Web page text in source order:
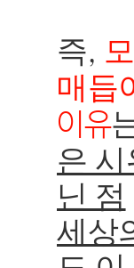
즉,
매듭
이유
은
닌 점
세상